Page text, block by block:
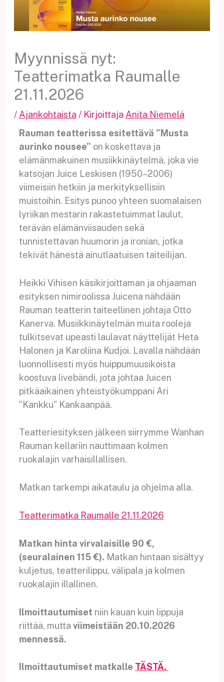
Myynnissä nyt:
Teatterimatka Raumalle
21.11.2026
/ Ajankohtaista / Kirjoittaja Anita Niemelä
Rauman teatterissa esitettävä ”Musta
aurinko nousee” on koskettava ja
elämänmakuinen musiikkinäytelmä, joka vie
katsojan Juice Leskisen (1950–2006)
viimeisiin hetkiin ja merkityksellisiin
muistoihin. Esitys punoo yhteen suomalaisen
lyriikan mestarin rakastetuimmat laulut,
terävän elämänviisauden sekä
tunnistettavan huumorin ja ironian, jotka
tekivät hänestä ainutlaatuisen taiteilijan.
Heikki Vihisen käsikirjoittaman ja ohjaaman
esityksen nimiroolissa Juicena nähdään
Rauman teatterin taiteellinen johtaja Otto
Kanerva. Musiikkinäytelmän muita rooleja
tulkitsevat upeasti laulavat näyttelijät Heta
Halonen ja Karoliina Kudjoi. Lavalla nähdään
luonnollisesti myös huippumuusikoista
koostuva livebändi, jota johtaa Juicen
pitkäaikainen yhteistyökumppani Ari
”Kankku” Kankaanpää.
Teatteriesityksen jälkeen siirrymme Wanhan
Rauman kellariin nauttimaan kolmen
ruokalajin varhaisillallisen.
Matkan tarkempi aikataulu ja ohjelma alla.
Teatterimatka Raumalle 21.11.2026
Matkan hinta virvalaisille 90 €,
(seuralainen 115 €). Matkan hintaan sisältyy
kuljetus, teatterilippu, välipala ja kolmen
ruokalajin illallinen.
Ilmoittautumiset niin kauan kuin lippuja
riittää, mutta viimeistään 20.10.2026
mennessä.
Ilmoittautumiset matkalle TÄSTÄ.